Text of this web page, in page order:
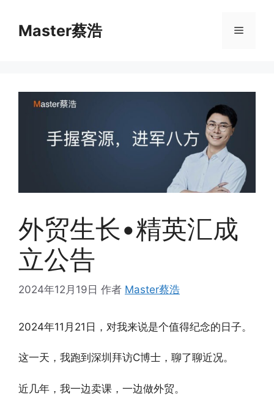
Master蔡浩 菜
外贸生长•精英汇成
立公告
2024年12月19日 作者 Master蔡浩
2024年11月21日，对我来说是个值得纪念的日子。
这一天，我跑到深圳拜访C博士，聊了聊近况。
近几年，我一边卖课，一边做外贸。